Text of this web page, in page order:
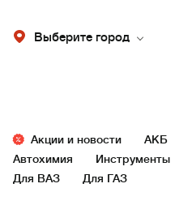
Выберите город
Акции и новости АКБ
Автохимия
Инструменты
Для ВАЗ
Для ГАЗ